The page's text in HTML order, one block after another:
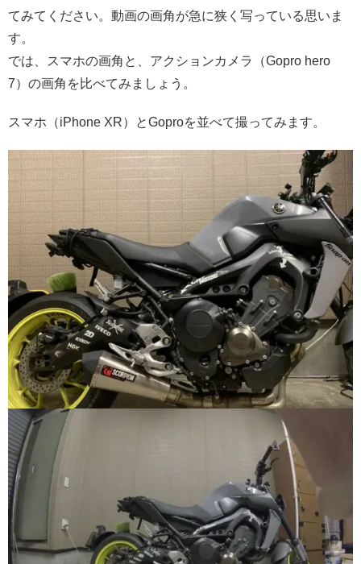
てみてください。動画の画角が急に狭く写っている思いま
す。
では、スマホの画角と、アクションカメラ（Gopro hero
7）の画角を比べてみましょう。
スマホ（iPhone XR）とGoproを並べて撮ってみます。